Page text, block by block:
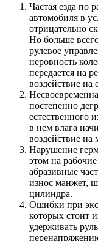
Частая езда по
автомобиля в
отрицательно
Но больше
рулевое
неровность
передается на
воздействие на
постепенно
естественного
в нем влага
воздействие на
Нарушение
этом на
абразивные
износ манжет,
цилиндра.
Ошибки при
которых стоит
удерживать